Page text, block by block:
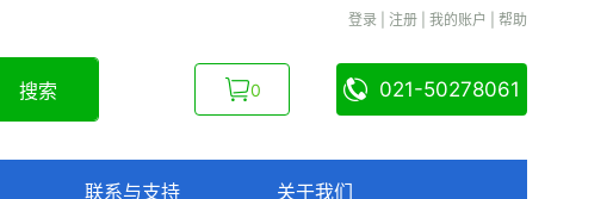
登录 注册 我的账户 帮助
搜索 0 021-50278061
联系与支持 关于我们